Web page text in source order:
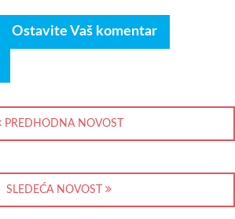
Ostavite Vaš komentar
PREDHODNA NOVOST
SLEDEĆA NOVOST